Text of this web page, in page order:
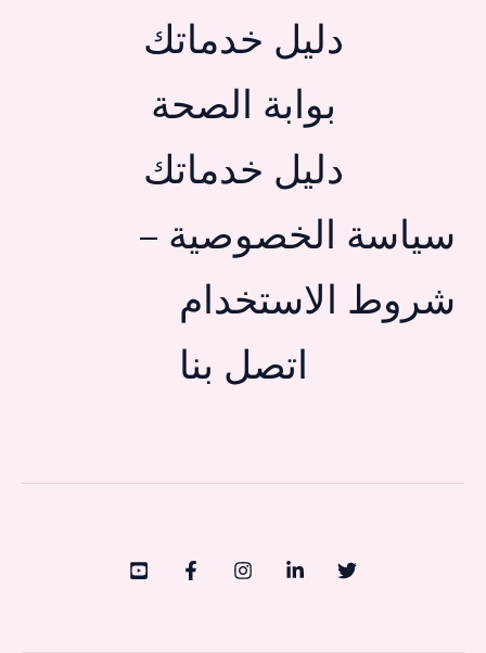
دليل خدماتك
بوابة الصحة
دليل خدماتك
سياسة الخصوصية –
شروط الاستخدام
اتصل بنا